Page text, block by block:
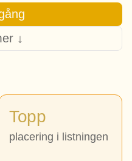
↓
Topp
placering i listningen